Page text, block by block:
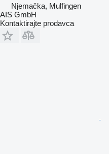
Njemačka, Mulfingen
AIS GmbH
Kontaktirajte prodavca